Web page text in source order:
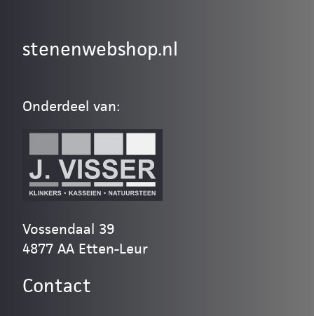
stenenwebshop.nl
Onderdeel van:
Vossendaal 39
4877 AA Etten-Leur
Contact